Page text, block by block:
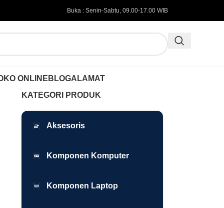
Buka : Senin-Sabtu, 09.00-17.00 WIB
ONLINE BLOGALAMAT
KATEGORI PRODUK
Aksesoris
Komponen Komputer
Komponen Laptop